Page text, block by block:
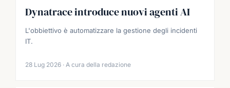
Dynatrace introduce nuovi agenti AI
L'obbiettivo è automatizzare la gestione degli incidenti
IT.
28 Lug 2026 · A cura della redazione